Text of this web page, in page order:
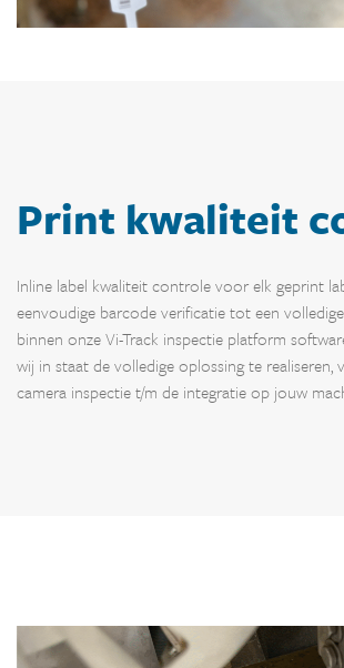
Print kwaliteit
Inline label kwaliteit controle voor elk geprint
eenvoudige barcode verificatie tot een
binnen onze Vi-Track inspectie platform
wij in staat de volledige oplossing te realiseren,
camera inspectie t/m de integratie op jouw